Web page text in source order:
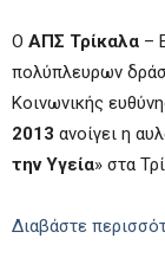
Ο ΑΠΣ Τρίκαλα –
πολύπλευρων
Κοινωνικής
2013 ανοίγει η
την Υγεία» στα
Διαβάστε